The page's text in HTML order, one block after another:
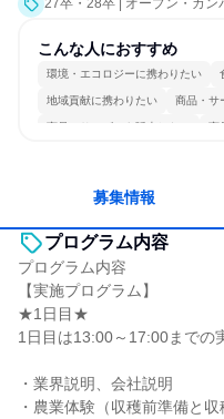
27卒・28卒 | オープン・カン
体験）
こんな人におすすめ
環境・エコロジーに携わりたい
地域貢献に携わりたい 商品・サ
商品・サービスを販売したい 商
募集情報
プログラム内容
プログラム内容
【実施プログラム】
★1日目★
1日目は13:00～17:00までの
・業界説明、会社説明
・農業体験（収穫前準備と収